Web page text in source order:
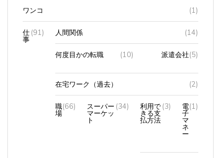
ワンコ (1)
仕
事
(91) 人間関係 (14)
何度目かの転職 (10) 派遣会社(5)
在宅ワーク（過去） (2)
職
場
(66) スーパー
マーケッ
ト
(34) 利用で
きる支
払方法
(3) 電
子
マ
ネ
ー
(1)